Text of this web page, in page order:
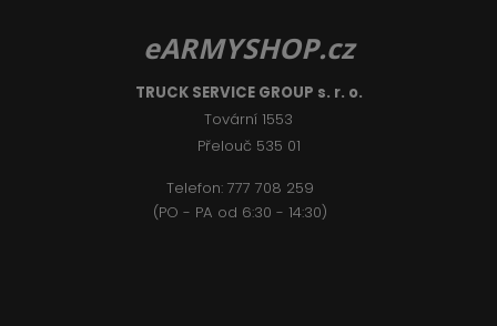
eARMYSHOP.cz
TRUCK SERVICE GROUP s. r. o.
Tovární 1553
Přelouč 535 01
Telefon: 777 708 259
(PO - PA od 6:30 - 14:30)